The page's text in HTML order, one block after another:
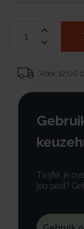
Voor 12:00
Twijfel je
jou past?